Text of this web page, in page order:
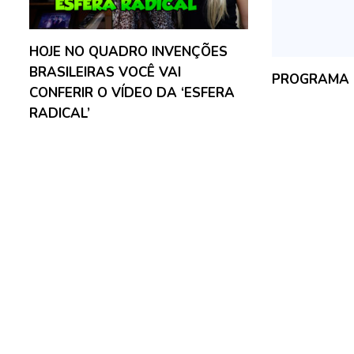
HOJE NO QUADRO INVENÇÕES
BRASILEIRAS VOCÊ VAI
CONFERIR O VÍDEO DA ‘ESFERA
RADICAL’